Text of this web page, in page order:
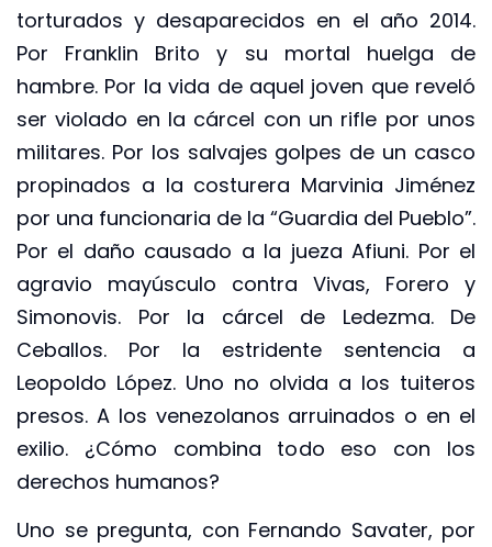
torturados y desaparecidos en el año 2014.
Por Franklin Brito y su mortal huelga de
hambre. Por la vida de aquel joven que reveló
ser violado en la cárcel con un rifle por unos
militares. Por los salvajes golpes de un casco
propinados a la costurera Marvinia Jiménez
por una funcionaria de la “Guardia del Pueblo”.
Por el daño causado a la jueza Afiuni. Por el
agravio mayúsculo contra Vivas, Forero y
Simonovis. Por la cárcel de Ledezma. De
Ceballos. Por la estridente sentencia a
Leopoldo López. Uno no olvida a los tuiteros
presos. A los venezolanos arruinados o en el
exilio. ¿Cómo combina todo eso con los
derechos humanos?
Uno se pregunta, con Fernando Savater, por